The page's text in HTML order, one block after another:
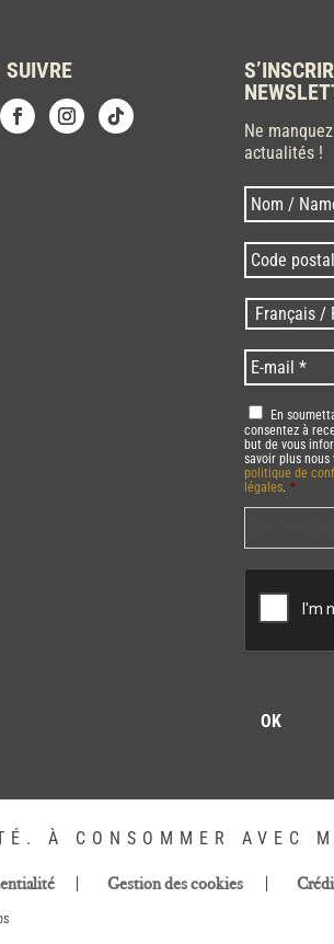
SUIVRE
Ne
actualités !
Nom *
Code
postal
/
Zip
* *
Langues
/
Language *
E-
mail *
RGPD *
En
consentez à
but de vous
savoir plus
politique de
légales. *
À CONSOMMER AVEC
Gestion des cookies